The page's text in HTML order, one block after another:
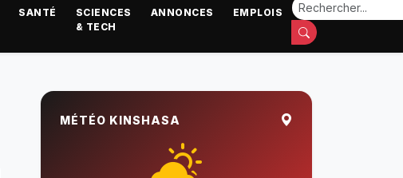
SANTÉ
SCIENCES
& TECH
ANNONCES EMPLOIS
MÉTÉO KINSHASA